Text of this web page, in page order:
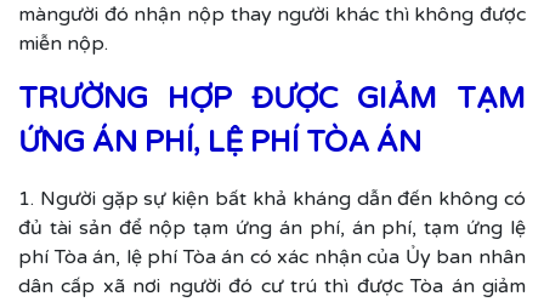
màngười đó nhận nộp thay người khác thì không được
miễn nộp.
TRƯỜNG HỢP ĐƯỢC GIẢM TẠM
ỨNG ÁN PHÍ, LỆ PHÍ TÒA ÁN
1. Người gặp sự kiện bất khả kháng dẫn đến không có
đủ tài sản để nộp tạm ứng án phí, án phí, tạm ứng lệ
phí Tòa án, lệ phí Tòa án có xác nhận của Ủy ban nhân
dân cấp xã nơi người đó cư trú thì được Tòa án giảm